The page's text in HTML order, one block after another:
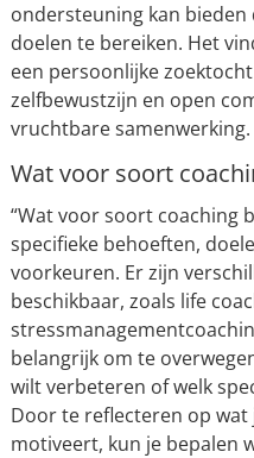
ondersteuning kan
doelen te bereiken. Het
een persoonlijke
zelfbewustzijn en open
vruchtbare samenwerking.
Wat voor soort
“Wat voor soort coaching
specifieke behoeften,
voorkeuren. Er zijn
beschikbaar, zoals life
belangrijk om te
wilt verbeteren of welk
Door te reflecteren op
motiveert, kun je bepalen